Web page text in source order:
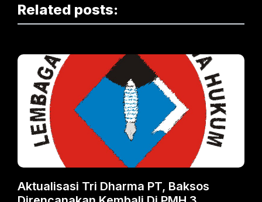
Related posts:
Aktualisasi Tri Dharma PT, Baksos